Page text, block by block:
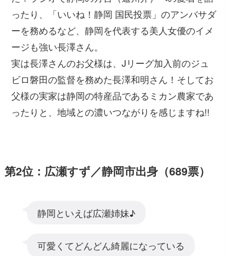
ったり、「いいね！静岡 国民投票」のアンバサダ
ーを務めるなど、静岡を代表する美人女優のイメ
ージも強い長澤さん。
実は長澤さんのお父様は、Jリーグ加入前のジュ
ビロ磐田の監督を務めた長澤和明さん！そしてお
父様の実家は静岡の特産品であるミカン農家であ
ったりと、地域との濃いつながりを感じますね!!
第2位：広瀬すず／静岡市出身（689票）
静岡といえば広瀬姉妹♪
可愛くてどんどん綺麗になっている